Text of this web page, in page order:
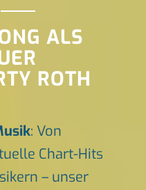
ALS
ROTH
: Von
Chart-Hits
– unser